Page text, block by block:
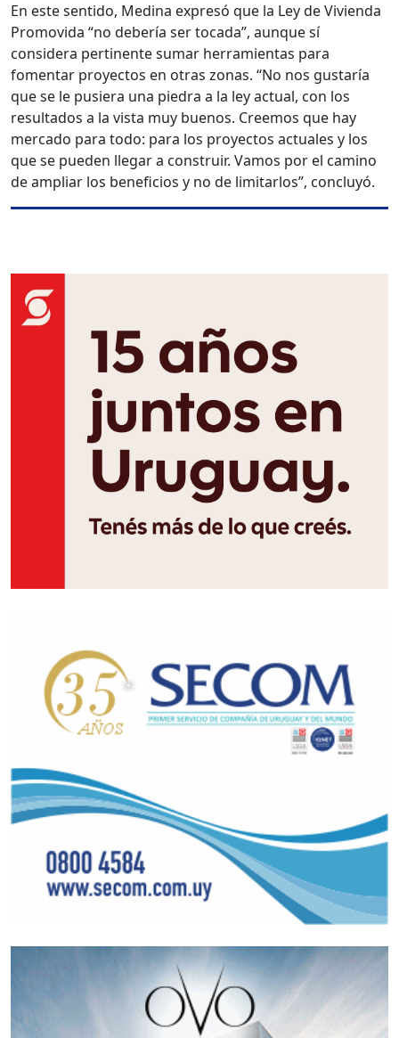
En este sentido, Medina expresó que la Ley de Vivienda
Promovida “no debería ser tocada”, aunque sí
considera pertinente sumar herramientas para
fomentar proyectos en otras zonas. “No nos gustaría
que se le pusiera una piedra a la ley actual, con los
resultados a la vista muy buenos. Creemos que hay
mercado para todo: para los proyectos actuales y los
que se pueden llegar a construir. Vamos por el camino
de ampliar los beneficios y no de limitarlos”, concluyó.